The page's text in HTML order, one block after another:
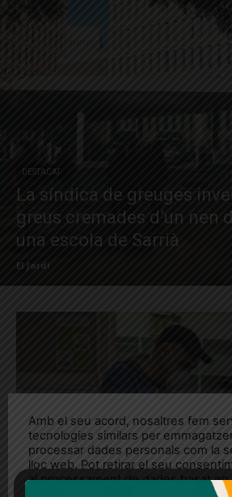
DESTACAT
La síndica de greuges
greus cremades d’un nen
una escola de Sarrià
El Jardí
Amb el seu acord, nosaltres fem
tecnologies similars per
processar dades personals com la
lloc web. Pot retirar el seu
al processament de dades basat
legítims en qualsevol moment fent